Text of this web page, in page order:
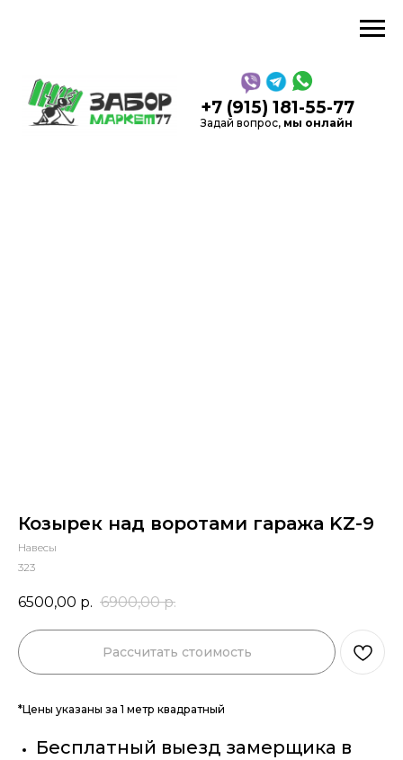
+7 (915) 181-55-77
Задай вопрос, мы онлайн
Козырек над воротами гаража KZ-9
Навесы
323
6500,00 р. 6900,00 р.
Рассчитать стоимость
*Цены указаны за 1 метр квадратный
Бесплатный выезд замерщика в